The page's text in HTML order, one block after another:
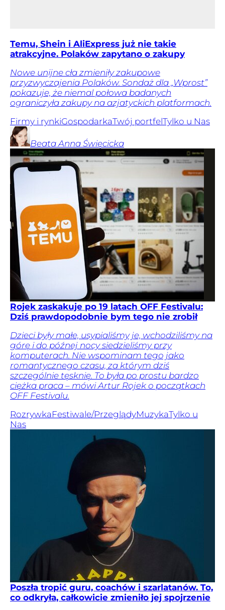
Temu, Shein i AliExpress już nie takie
atrakcyjne. Polaków zapytano o zakupy
Nowe unijne cła zmieniły zakupowe
przyzwyczajenia Polaków. Sondaż dla „Wprost”
pokazuje, że niemal połowa badanych
ograniczyła zakupy na azjatyckich platformach.
Firmy i rynkiGospodarkaTwój portfelTylko u Nas
Beata Anna Święcicka
Rojek zaskakuje po 19 latach OFF Festivalu:
Dziś prawdopodobnie bym tego nie zrobił
Dzieci były małe, usypialiśmy je, wchodziliśmy na
górę i do późnej nocy siedzieliśmy przy
komputerach. Nie wspominam tego jako
romantycznego czasu, za którym dziś
szczególnie tęsknię. To była po prostu bardzo
ciężka praca – mówi Artur Rojek o początkach
OFF Festivalu.
RozrywkaFestiwale/PrzeglądyMuzykaTylko u
Nas
Poszła tropić guru, coachów i szarlatanów. To,
co odkryła, całkowicie zmieniło jej spojrzenie